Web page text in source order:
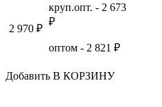
2 970 ₽
круп.опт. - 2 673
₽
оптом - 2 821 ₽
Добавить В КОРЗИНУ